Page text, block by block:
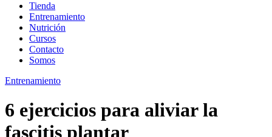
Tienda
Entrenamiento
Nutrición
Cursos
Contacto
Somos
Entrenamiento
6 ejercicios para aliviar la
fascitis plantar